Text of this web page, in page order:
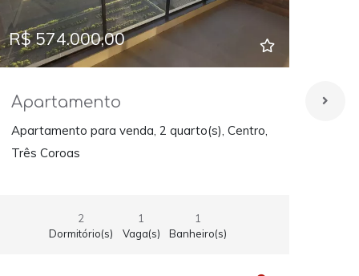
R$ 574.000,00
Apartamento
Apartamento para venda, 2 quarto(s), Centro,
Três Coroas
2
Dormitório(s)
1
Vaga(s)
1
Banheiro(s)